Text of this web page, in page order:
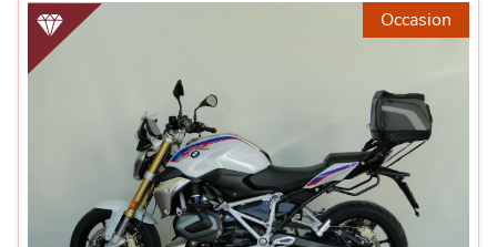
Occasion